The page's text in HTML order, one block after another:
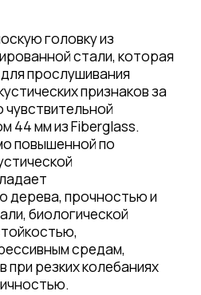
головку из
стали, которая
прослушивания
признаков за
44 мм из Fiberglass.
повышенной по
дерева, прочностью и
биологической
средам,
резких колебаниях